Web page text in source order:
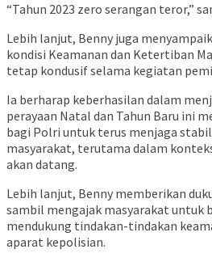
“Tahun 2023 zero serangan teror,”
Lebih lanjut, Benny juga
kondisi Keamanan dan Ketertiban
tetap kondusif selama kegiatan
Ia berharap keberhasilan dalam
perayaan Natal dan Tahun Baru ini
bagi Polri untuk terus menjaga
masyarakat, terutama dalam
akan datang.
Lebih lanjut, Benny memberikan
sambil mengajak masyarakat untuk
mendukung tindakan-tindakan
aparat kepolisian.